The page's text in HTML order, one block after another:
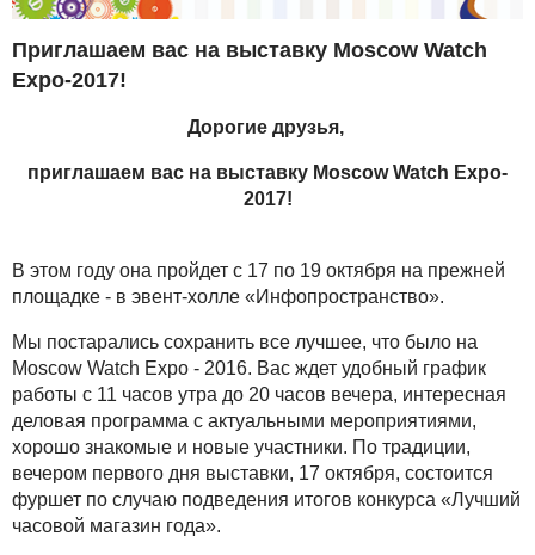
Приглашаем вас на выставку Moscow Watch
Expo-2017!
Дорогие друзья,
приглашаем вас на выставку Moscow Watch Expo-
2017!
В этом году она пройдет с 17 по 19 октября на прежней
площадке - в эвент-холле «Инфопространство».
Мы постарались сохранить все лучшее, что было на
Moscow Watch Expo - 2016. Вас ждет удобный график
работы с 11 часов утра до 20 часов вечера, интересная
деловая программа с актуальными мероприятиями,
хорошо знакомые и новые участники. По традиции,
вечером первого дня выставки, 17 октября, состоится
фуршет по случаю подведения итогов конкурса «Лучший
часовой магазин года».